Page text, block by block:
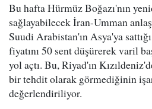
Bu hafta Hürmüz Boğazı'nın
sağlayabilecek İran-Umman
Suudi Arabistan'ın Asya'ya
fiyatını 50 sent düşürerek varil
yol açtı. Bu, Riyad'ın
bir tehdit olarak görmediğinin
değerlendiriliyor.